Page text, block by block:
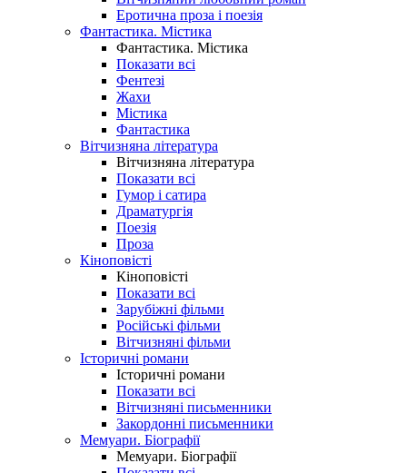
Еротична проза і поезія
Фантастика. Містика
Фантастика. Містика
Показати всі
Фентезі
Жахи
Містика
Фантастика
Вітчизняна література
Вітчизняна література
Показати всі
Гумор і сатира
Драматургія
Поезія
Проза
Кіноповісті
Кіноповісті
Показати всі
Зарубіжні фільми
Російські фільми
Вітчизняні фільми
Історичні романи
Історичні романи
Показати всі
Вітчизняні письменники
Закордонні письменники
Мемуари. Біографії
Мемуари. Біографії